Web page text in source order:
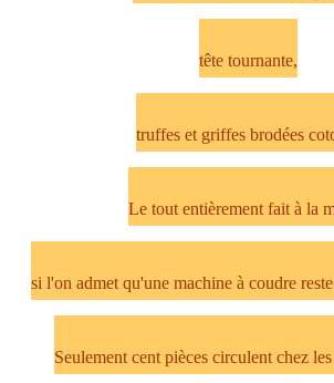
tête tournante,
truffes et griffes brodées
Le tout entièrement fait à la
si l'on admet qu'une machine à coudre
Seulement cent pièces circulent chez